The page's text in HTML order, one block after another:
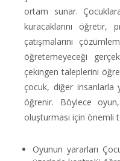
ortam sunar.
kuracaklarını öğretir,
çatışmalarını
öğretemeyeceği
çekingen taleplerini
çocuk, diğer insanlarla
öğrenir. Böylece
oluşturması için önemli
Oyunun yararları